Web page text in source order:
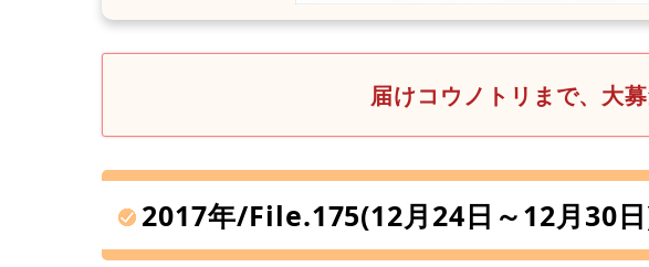
届けコウノトリまで、大
2017年/File.175(12月24日～12月30